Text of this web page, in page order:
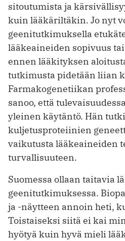
sitoutumista ja
kuin lääkäriltäkin. Jo nyt
geenitutkimuksella
lääkeaineiden sopivuus
ennen lääkityksen
tutkimusta pidetään liian
Farmakogenetiikan
sanoo, että
yleinen käytäntö. Hän
kuljetusproteiinien
vaikutusta lääkeaineiden
turvallisuuteen.
Suomessa ollaan taitavia
geenitutkimuksessa.
ja -näytteen annoin heti,
Toistaiseksi siitä ei kai
hyötyä kuin hyvä mieli